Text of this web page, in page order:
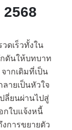
ดเร็วทั้งใน
ดันให้บทบาท
ากเดิมที่เป็น
ายเป็นหัวใจ
ลี่ยนผ่านไปสู่
กใบแจ้งหนี้
การขยายตัว